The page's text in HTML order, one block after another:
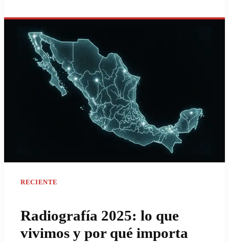
RECIENTE
Radiografía 2025: lo que
vivimos y por qué importa